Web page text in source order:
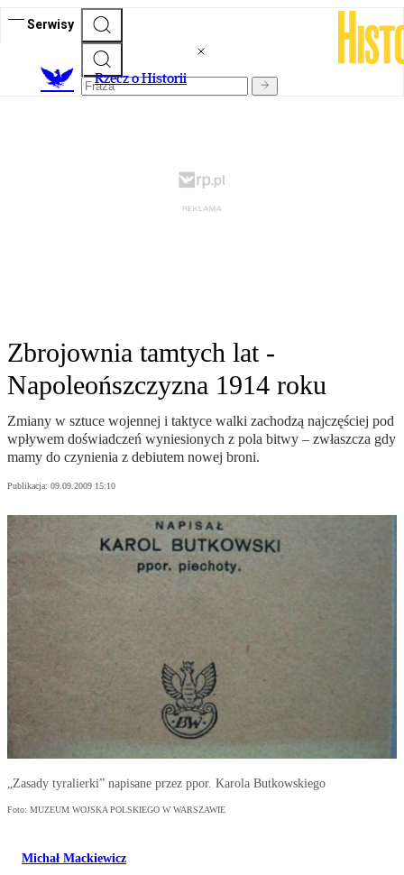
Serwisy
Rzecz o Historii
Zbrojownia tamtych lat -
Napoleońszczyzna 1914 roku
Zmiany w sztuce wojennej i taktyce walki zachodzą najczęściej pod
wpływem doświadczeń wyniesionych z pola bitwy – zwłaszcza gdy
mamy do czynienia z debiutem nowej broni.
Publikacja: 09.09.2009 15:10
„Zasady tyralierki” napisane przez ppor. Karola Butkowskiego
Foto: MUZEUM WOJSKA POLSKIEGO W WARSZAWIE
Michał Mackiewicz